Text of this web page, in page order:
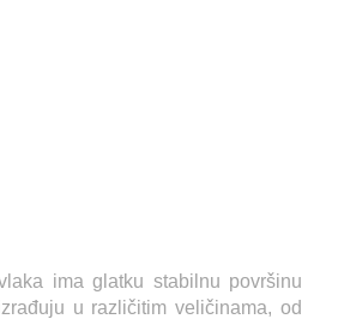
ima glatku stabilnu površinu
u različitim veličinama, od